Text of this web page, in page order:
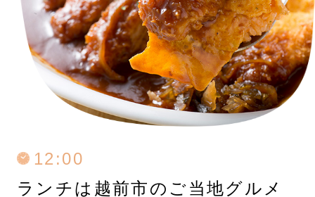
12:00
ランチは越前市のご当地グルメ